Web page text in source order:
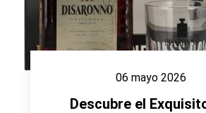
06 mayo 2026
Descubre el